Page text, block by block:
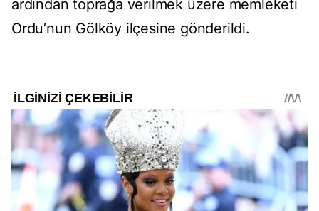
ardından toprağa verilmek üzere memleketi
Ordu’nun Gölköy ilçesine gönderildi.